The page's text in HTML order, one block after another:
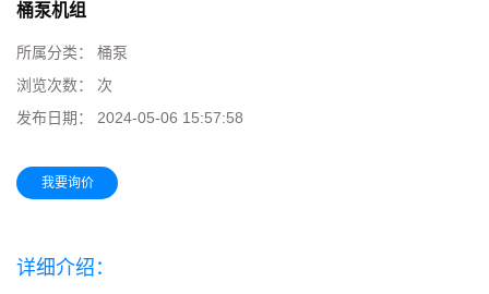
桶泵机组
所属分类：
桶泵
浏览次数：
次
发布日期：
2024-05-06 15:57:58
我要询价
详细介绍：